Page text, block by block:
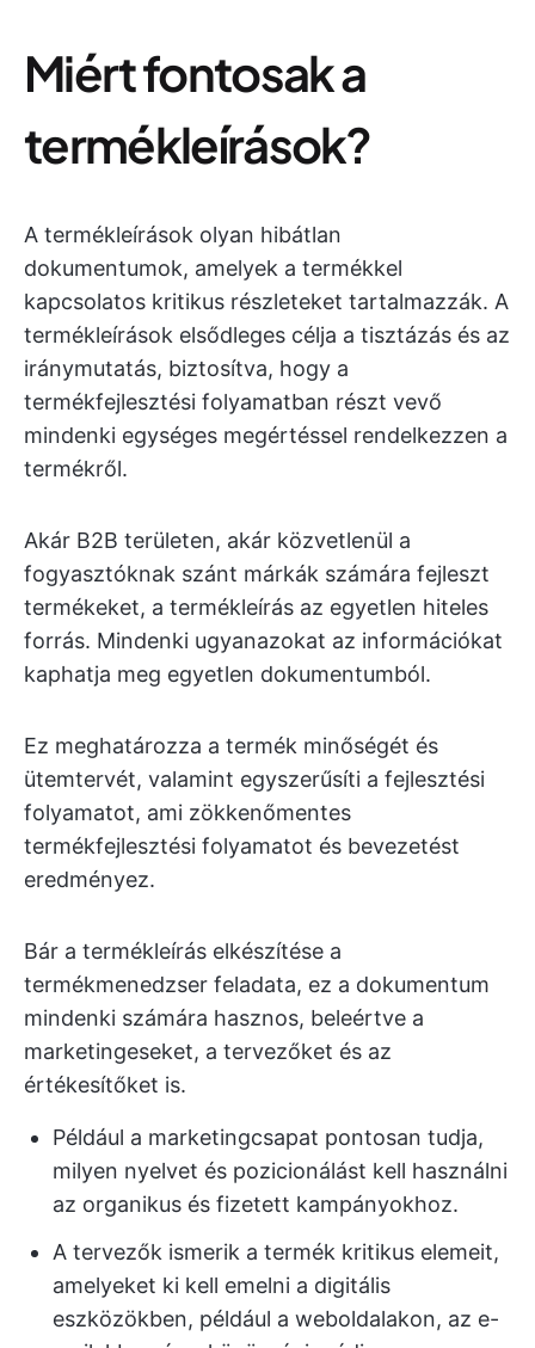
Miért fontosak a
termékleírások?
A termékleírások olyan hibátlan
dokumentumok, amelyek a termékkel
kapcsolatos kritikus részleteket tartalmazzák. A
termékleírások elsődleges célja a tisztázás és az
iránymutatás, biztosítva, hogy a
termékfejlesztési folyamatban részt vevő
mindenki egységes megértéssel rendelkezzen a
termékről.
Akár B2B területen, akár közvetlenül a
fogyasztóknak szánt márkák számára fejleszt
termékeket, a termékleírás az egyetlen hiteles
forrás. Mindenki ugyanazokat az információkat
kaphatja meg egyetlen dokumentumból.
Ez meghatározza a termék minőségét és
ütemtervét, valamint egyszerűsíti a fejlesztési
folyamatot, ami zökkenőmentes
termékfejlesztési folyamatot és bevezetést
eredményez.
Bár a termékleírás elkészítése a
termékmenedzser feladata, ez a dokumentum
mindenki számára hasznos, beleértve a
marketingeseket, a tervezőket és az
értékesítőket is.
Például a marketingcsapat pontosan tudja,
milyen nyelvet és pozicionálást kell használni
az organikus és fizetett kampányokhoz.
A tervezők ismerik a termék kritikus elemeit,
amelyeket ki kell emelni a digitális
eszközökben, például a weboldalakon, az e-